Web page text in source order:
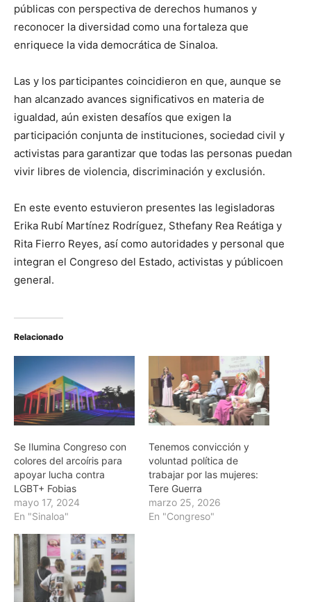
públicas con perspectiva de derechos humanos y
reconocer la diversidad como una fortaleza que
enriquece la vida democrática de Sinaloa.
Las y los participantes coincidieron en que, aunque se
han alcanzado avances significativos en materia de
igualdad, aún existen desafíos que exigen la
participación conjunta de instituciones, sociedad civil y
activistas para garantizar que todas las personas puedan
vivir libres de violencia, discriminación y exclusión.
En este evento estuvieron presentes las legisladoras
Erika Rubí Martínez Rodríguez, Sthefany Rea Reátiga y
Rita Fierro Reyes, así como autoridades y personal que
integran el Congreso del Estado, activistas y públicoen
general.
Relacionado
Se Ilumina Congreso con
colores del arcoíris para
apoyar lucha contra
LGBT+ Fobias
mayo 17, 2024
En "Sinaloa"
Tenemos convicción y
voluntad política de
trabajar por las mujeres:
Tere Guerra
marzo 25, 2026
En "Congreso"